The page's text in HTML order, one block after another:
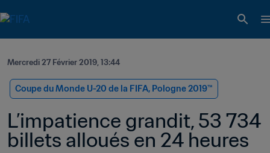
Mercredi 27 Février 2019, 13:44
Coupe du Monde U-20 de la FIFA, Pologne 2019™
L’impatience grandit, 53 734
billets alloués en 24 heures